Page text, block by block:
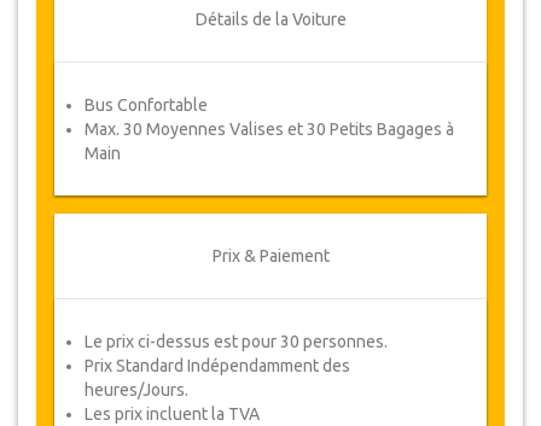
ou un remboursement complet.
Une fois votre paiement effectué, vous serez
redirigé vers détails YourCard pour entrer vos
votre Coupon de service automatiquement.
Détails de la Voiture
Bus Confortable
Max. 30 Moyennes Valises et 30 Petits Bagages à
Main
Prix & Paiement
Le prix ci-dessus est pour 30 personnes.
Prix Standard Indépendamment des
heures/Jours.
Les prix incluent la TVA